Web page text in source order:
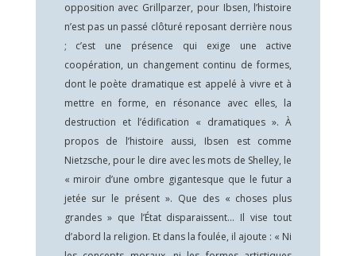
opposition avec Grillparzer, pour Ibsen, l’histoire
n’est pas un passé clôturé reposant derrière nous
; c’est une présence qui exige une active
coopération, un changement continu de formes,
dont le poète dramatique est appelé à vivre et à
mettre en forme, en résonance avec elles, la
destruction et l’édification « dramatiques ». À
propos de l’histoire aussi, Ibsen est comme
Nietzsche, pour le dire avec les mots de Shelley, le
« miroir d’une ombre gigantesque que le futur a
jetée sur le présent ». Que des « choses plus
grandes » que l’État disparaissent… Il vise tout
d’abord la religion. Et dans la foulée, il ajoute : « Ni